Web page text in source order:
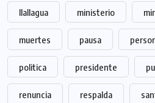
llallagua ministerio
muertes pausa
politica presidente
renuncia respalda